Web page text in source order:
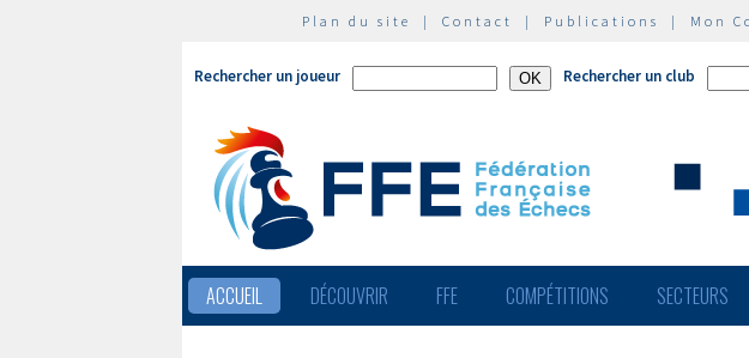
Plan du site | Contact | Publications | Mon
Rechercher un joueur Rechercher un club
ACCUEIL DÉCOUVRIR FFE COMPÉTITIONS SECTEURS